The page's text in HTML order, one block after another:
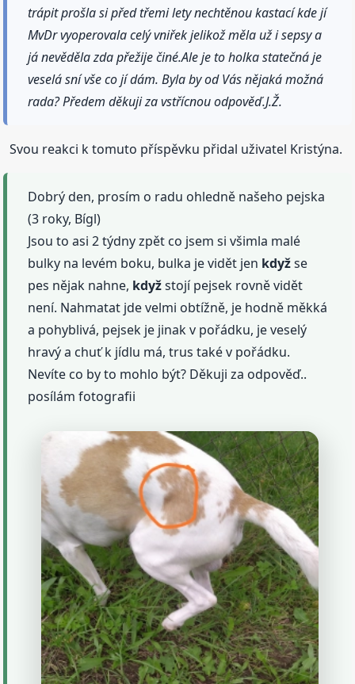
trápit prošla si před třemi lety nechtěnou kastací kde jí
MvDr vyoperovala celý vniřek jelikož měla už i sepsy a
já nevěděla zda přežije činé.Ale je to holka statečná je
veselá sní vše co jí dám. Byla by od Vás nějaká možná
rada? Předem děkuji za vstřícnou odpověď.J.Ž.
Svou reakci k tomuto příspěvku přidal uživatel Kristýna.
Dobrý den, prosím o radu ohledně našeho pejska
(3 roky, Bígl)
Jsou to asi 2 týdny zpět co jsem si všimla malé
bulky na levém boku, bulka je vidět jen kdyžse
pes nějak nahne, kdyžstojí pejsek rovně vidět
není. Nahmatat jde velmi obtížně, je hodně měkká
a pohyblivá, pejsek je jinak v pořádku, je veselý
hravý a chuť k jídlu má, trus také v pořádku.
Nevíte co by to mohlo být? Děkuji za odpověď..
posílám fotografii